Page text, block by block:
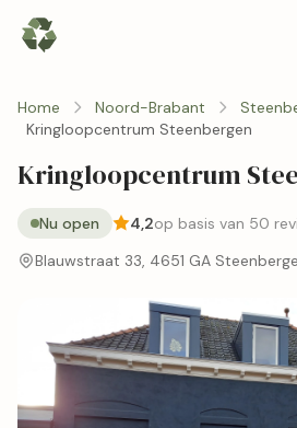
Home Noord-Brabant
Kringloopcentrum Steenbergen
Kringloopcentrum
Nu open 4,2op basis van 50
Blauwstraat 33, 4651 GA